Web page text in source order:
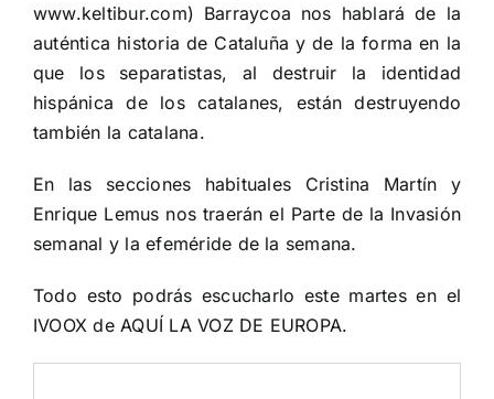
www.keltibur.com) Barraycoa nos hablará de la
auténtica historia de Cataluña y de la forma en la
que los separatistas, al destruir la identidad
hispánica de los catalanes, están destruyendo
también la catalana.
En las secciones habituales Cristina Martín y
Enrique Lemus nos traerán el Parte de la Invasión
semanal y la efeméride de la semana.
Todo esto podrás escucharlo este martes en el
IVOOX de AQUÍ LA VOZ DE EUROPA.